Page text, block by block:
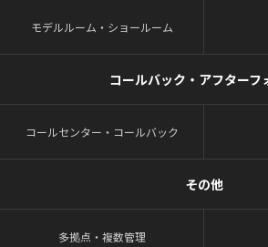
モデルルーム・ショールーム
コールバック・アフターフ
コールセンター・コールバック
その他
多拠点・複数管理